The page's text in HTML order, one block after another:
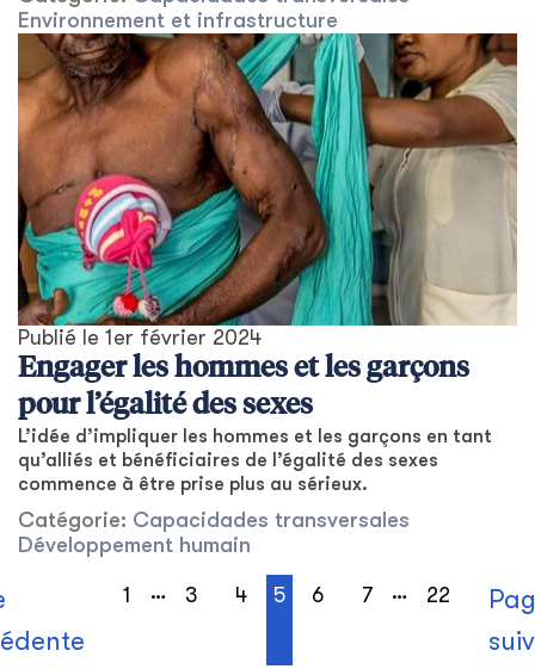
Environnement et infrastructure
Publié le 1er février 2024
Engager les hommes et les garçons
pour l’égalité des sexes
L’idée d’impliquer les hommes et les garçons en tant
qu’alliés et bénéficiaires de l’égalité des sexes
commence à être prise plus au sérieux.
Catégorie: Capacidades transversales
Développement humain
1 … 3 4 5 6 7 … 22